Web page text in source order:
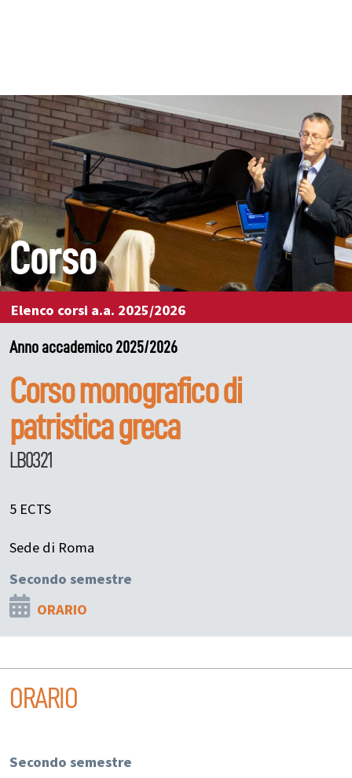
Corso
Elenco corsi a.a. 2025/2026
Anno accademico 2025/2026
Corso monografico di
patristica greca
LB0321
5 ECTS
Sede di Roma
Secondo semestre
ORARIO
ORARIO
Secondo semestre